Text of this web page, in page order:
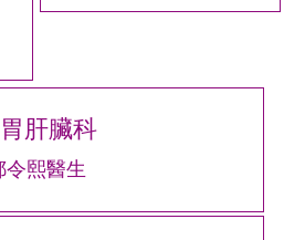
肝臟科
令熙醫生